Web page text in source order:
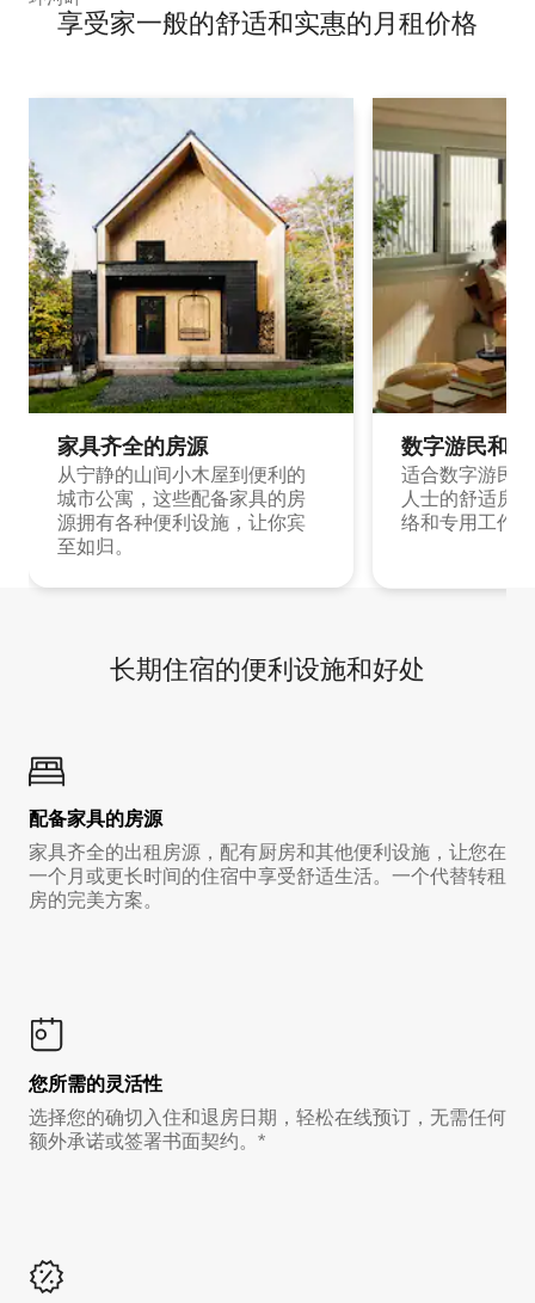
享受家一般的舒适和实惠的月租价格
家具齐全的房源
从宁静的山间小木屋到便利的
城市公寓，这些配备家具的房
源拥有各种便利设施，让你宾
至如归。
数字游民和
适合数字游民
人士的舒适房
络和专用工作
长期住宿的便利设施和好处
配备家具的房源
家具齐全的出租房源，配有厨房和其他便利设施，让您在
一个月或更长时间的住宿中享受舒适生活。一个代替转租
房的完美方案。
您所需的灵活性
选择您的确切入住和退房日期，轻松在线预订，无需任何
额外承诺或签署书面契约。*